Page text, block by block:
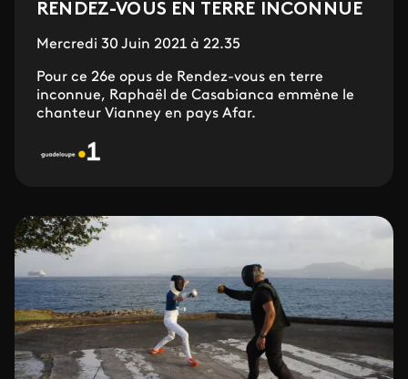
RENDEZ-VOUS EN TERRE INCONNUE
Mercredi 30 Juin 2021 à 22.35
Pour ce 26e opus de Rendez-vous en terre
inconnue, Raphaël de Casabianca emmène le
chanteur Vianney en pays Afar.